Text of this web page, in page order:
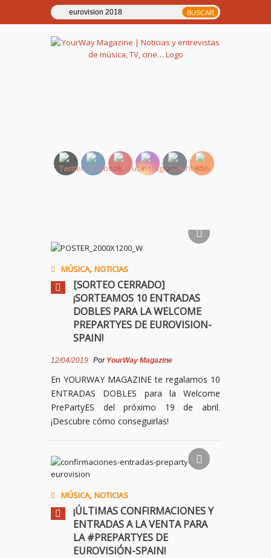
MÚSICA, NOTICIAS
[SORTEO CERRADO]
¡SORTEAMOS 10 ENTRADAS
DOBLES PARA LA WELCOME
PREPARTYES DE EUROVISION-
SPAIN!
12/04/2019 Por YourWay Magazine
En YOURWAY MAGAZINE te regalamos 10
ENTRADAS DOBLES para la Welcome
PrePartyES del próximo 19 de abril.
¡Descubre cómo conseguirlas!
MÚSICA, NOTICIAS
¡ÚLTIMAS CONFIRMACIONES Y
ENTRADAS A LA VENTA PARA
LA #PREPARTYES DE
EUROVISIÓN-SPAIN!